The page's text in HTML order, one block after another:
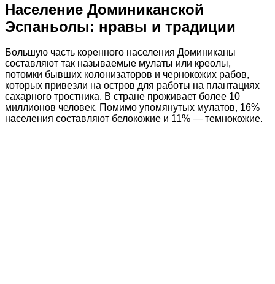
Население Доминиканской
Эспаньолы: нравы и традиции
Большую часть коренного населения Доминиканы
составляют так называемые мулаты или креолы,
потомки бывших колонизаторов и чернокожих рабов,
которых привезли на остров для работы на плантациях
сахарного тростника. В стране проживает более 10
миллионов человек. Помимо упомянутых мулатов, 16%
населения составляют белокожие и 11% — темнокожие.